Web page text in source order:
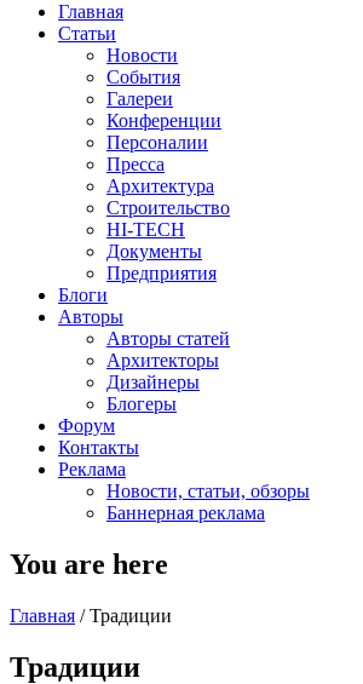
Главная
Статьи
Новости
События
Галереи
Конференции
Персоналии
Пресса
Архитектура
Строительство
HI-TECH
Документы
Предприятия
Блоги
Авторы
Авторы статей
Архитекторы
Дизайнеры
Блогеры
Форум
Контакты
Реклама
Новости, статьи, обзоры
Баннерная реклама
You are here
Главная / Традиции
Традиции